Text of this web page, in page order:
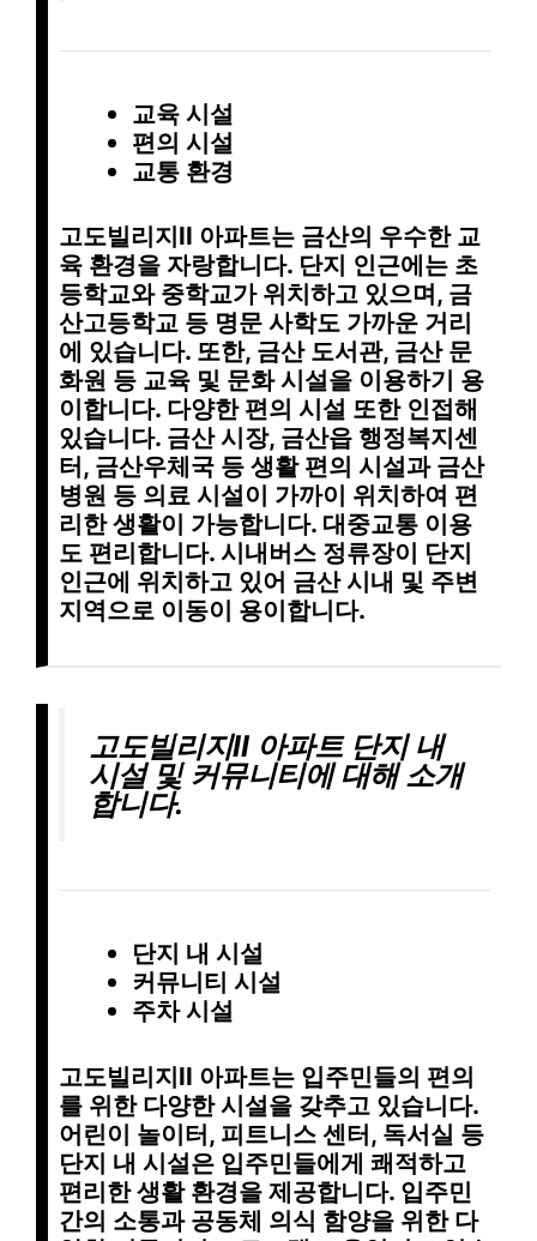
교육 시설
편의 시설
교통 환경
고도빌리지II 아파트는 금산의 우수한 교
육 환경을 자랑합니다. 단지 인근에는 초
등학교와 중학교가 위치하고 있으며, 금
산고등학교 등 명문 사학도 가까운 거리
에 있습니다. 또한, 금산 도서관, 금산 문
화원 등 교육 및 문화 시설을 이용하기 용
이합니다. 다양한 편의 시설 또한 인접해
있습니다. 금산 시장, 금산읍 행정복지센
터, 금산우체국 등 생활 편의 시설과 금산
병원 등 의료 시설이 가까이 위치하여 편
리한 생활이 가능합니다. 대중교통 이용
도 편리합니다. 시내버스 정류장이 단지
인근에 위치하고 있어 금산 시내 및 주변
지역으로 이동이 용이합니다.
고도빌리지II 아파트 단지 내
시설 및 커뮤니티에 대해 소개
합니다.
단지 내 시설
커뮤니티 시설
주차 시설
고도빌리지II 아파트는 입주민들의 편의
를 위한 다양한 시설을 갖추고 있습니다.
어린이 놀이터, 피트니스 센터, 독서실 등
단지 내 시설은 입주민들에게 쾌적하고
편리한 생활 환경을 제공합니다. 입주민
간의 소통과 공동체 의식 함양을 위한 다